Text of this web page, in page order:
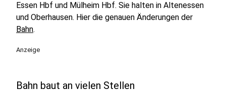
Essen Hbf und Mülheim Hbf. Sie halten in Altenessen
und Oberhausen. Hier die genauen Änderungen der
Bahn.
Anzeige
Bahn baut an vielen Stellen